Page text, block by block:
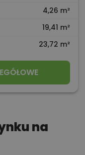
4,26 m²
19,41 m²
23,72 m²
na